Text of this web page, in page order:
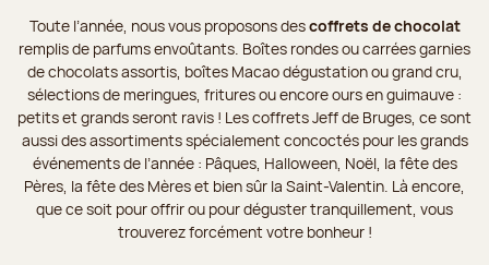
Toute l’année, nous vous proposons descoffrets de chocolat
remplis de parfums envoûtants. Boîtes rondes ou carrées garnies
de chocolats assortis, boîtes Macao dégustation ou grand cru,
sélections de meringues, fritures ou encore ours en guimauve :
petits et grands seront ravis ! Les coffrets Jeff de Bruges, ce sont
aussi des assortiments spécialement concoctés pour les grands
événements de l’année : Pâques, Halloween, Noël, la fête des
Pères, la fête des Mères et bien sûr la Saint-Valentin. Là encore,
que ce soit pour offrir ou pour déguster tranquillement, vous
trouverez forcément votre bonheur !